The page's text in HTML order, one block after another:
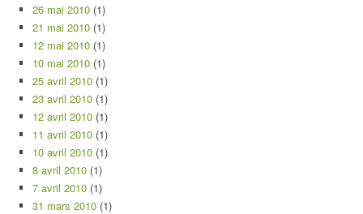
26 mai 2010 (1)
21 mai 2010 (1)
12 mai 2010 (1)
10 mai 2010 (1)
25 avril 2010 (1)
23 avril 2010 (1)
12 avril 2010 (1)
11 avril 2010 (1)
10 avril 2010 (1)
8 avril 2010 (1)
7 avril 2010 (1)
31 mars 2010 (1)